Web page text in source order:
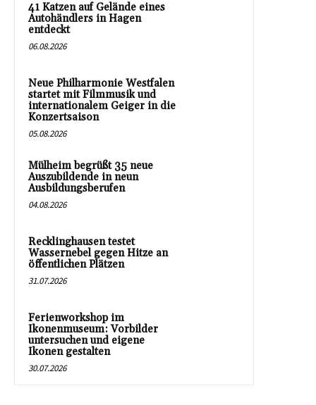
41 Katzen auf Gelände eines
Autohändlers in Hagen
entdeckt
06.08.2026
Neue Philharmonie Westfalen
startet mit Filmmusik und
internationalem Geiger in die
Konzertsaison
05.08.2026
Mülheim begrüßt 35 neue
Auszubildende in neun
Ausbildungsberufen
04.08.2026
Recklinghausen testet
Wassernebel gegen Hitze an
öffentlichen Plätzen
31.07.2026
Ferienworkshop im
Ikonenmuseum: Vorbilder
untersuchen und eigene
Ikonen gestalten
30.07.2026